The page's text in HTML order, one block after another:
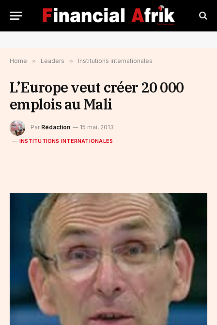
Home » Leaders » Institutions internationales
L’Europe veut créer 20 000
emplois au Mali
Par Rédaction 15 mai, 2013
INSTITUTIONS INTERNATIONALES